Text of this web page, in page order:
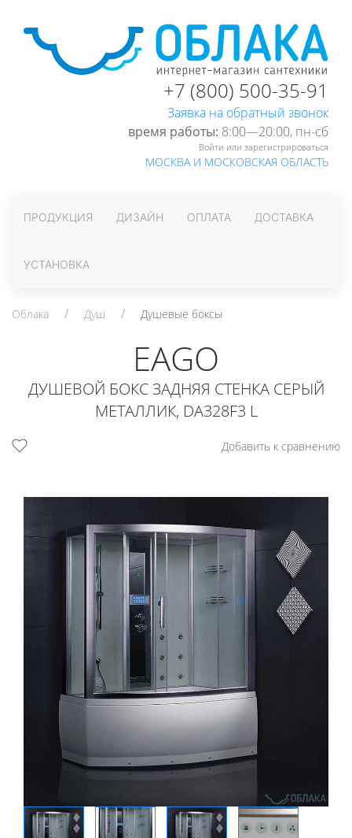
+7 (800) 500-35-91
Заявка на обратный звонок
время работы: 8:00—20:00, пн-cб
Войти или зарегистрироваться
МОСКВА И МОСКОВСКАЯ ОБЛАСТЬ
ПРОДУКЦИЯ ДИЗАЙН ОПЛАТА ДОСТАВКА
УСТАНОВКА
Облака Душ Душевые боксы
EAGO
ДУШЕВОЙ БОКС ЗАДНЯЯ СТЕНКА СЕРЫЙ
МЕТАЛЛИК, DA328F3 L
Добавить к сравнению